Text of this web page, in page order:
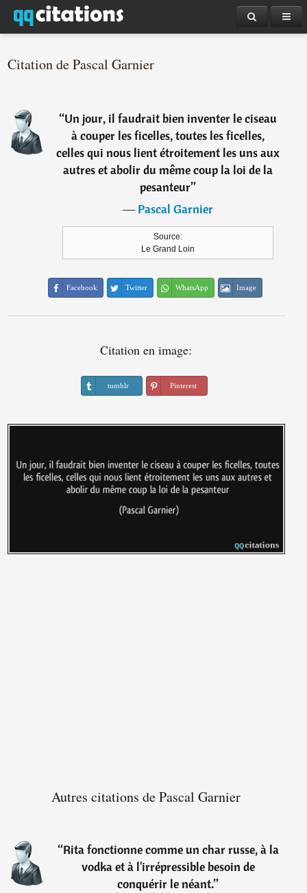
Citation de Pascal Garnier
“Un jour, il faudrait bien inventer le ciseau
à couper les ficelles, toutes les ficelles,
celles qui nous lient étroitement les uns aux
autres et abolir du même coup la loi de la
pesanteur”
―Pascal Garnier
Source:
Le Grand Loin
Facebook Twitter WhatsApp Image
Citation en image:
tumblr Pinterest
Autres citations de Pascal Garnier
“Rita fonctionne comme un char russe, à la
vodka et à l'irrépressible besoin de
conquérir le néant.”